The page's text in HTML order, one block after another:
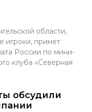
области,
игроки, примет
России по мини-
клуба «Северная
обсудили